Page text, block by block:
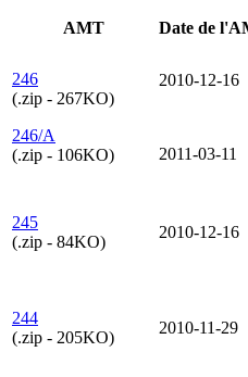
AMT Date de
246
(.zip - 267KO)
246/A
(.zip - 106KO)
2010-12-16
2011-03-11
245
(.zip - 84KO)
2010-12-16
244
(.zip - 205KO)
2010-11-29